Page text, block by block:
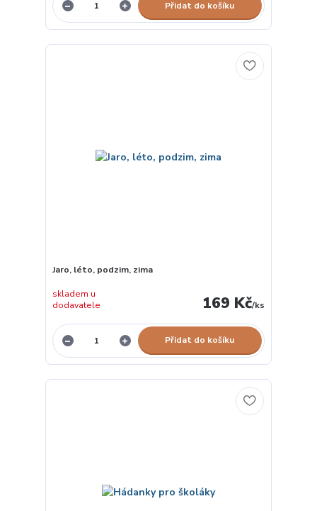
Přidat do košíku
Jaro, léto, podzim, zima
169 Kč/ks
skladem u
dodavatele
Přidat do košíku